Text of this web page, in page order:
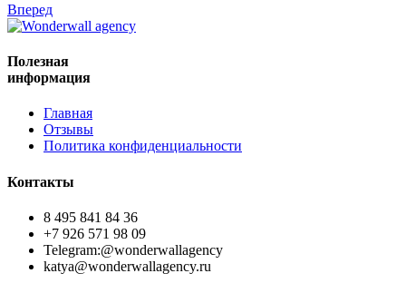
Вперед
Полезная
информация
Главная
Отзывы
Политика конфиденциальности
Контакты
8 495 841 84 36
+7 926 571 98 09
Telegram:@wonderwallagency
katya@wonderwallagency.ru